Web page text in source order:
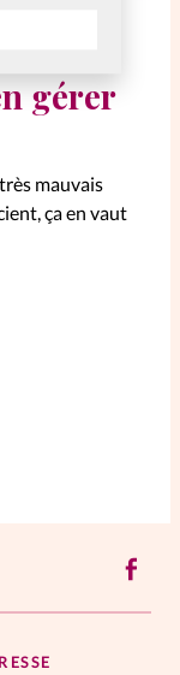
gérer
mauvais
ça en vaut